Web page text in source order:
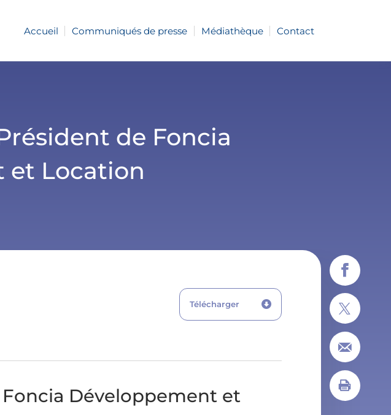
Accueil Communiqués de presse Médiathèque Contact
de Foncia
et Location
Télécharger
Développement et